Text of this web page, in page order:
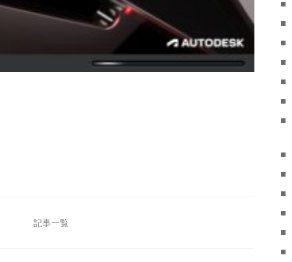
記事一覧